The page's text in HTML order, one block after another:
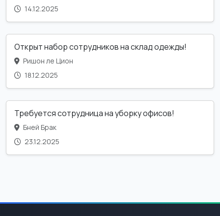
14.12.2025
Открыт набор сотрудников на склад одежды!
Ришон ле Цион
18.12.2025
Требуется сотрудница на уборку офисов!
Бней Брак
23.12.2025